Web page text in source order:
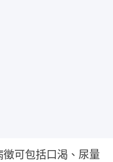
可包括口渴、尿量